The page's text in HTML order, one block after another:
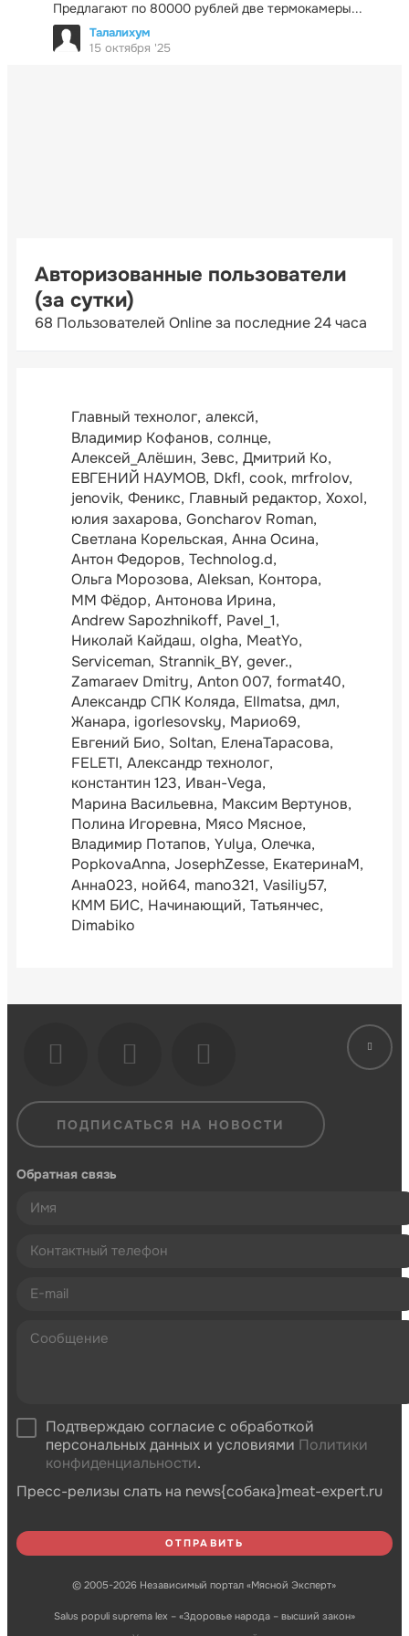
Предлагают по 80000 рублей две термокамеры...
Талалихум
15 октября '25
Авторизованные пользователи
(за сутки)
68 Пользователей Online за последние 24 часа
Главный технолог алексй
Владимир Кофанов солнце
Алексей_Алёшин Зевс Дмитрий Ко
ЕВГЕНИЙ НАУМОВ Dkfl cook mrfrolov
jenovik Феникс Главный редактор Xoxol
юлия захарова Goncharov Roman
Светлана Корельская Анна Осина
Антон Федоров Technolog.d
Ольга Морозова Aleksan Контора
ММ Фёдор Антонова Ирина
Andrew Sapozhnikoff Pavel_1
Николай Кайдаш olgha MeatYo
Serviceman Strannik_BY gever.
Zamaraev Dmitry Anton 007 format40
Александр СПК Коляда Ellmatsa дмл
Жанара igorlesovsky Марио69
Евгений Био Soltan ЕленаТарасова
FELETI Александр технолог
константин 123 Иван-Vega
Марина Васильевна Максим Вертунов
Полина Игоревна Мясо Мясное
Владимир Потапов Yulya Олечка
PopkovaAnna JosephZesse ЕкатеринаМ
Анна023 ной64 mano321 Vasiliy57
КММ БИС Начинающий Татьянчес
Dimabiko
ПОДПИСАТЬСЯ НА НОВОСТИ
Обратная связь
Подтверждаю согласие с обработкой
персональных данных и условиями Политики
конфиденциальности.
Пресс-релизы слать на news{собака}meat-expert.ru
© 2005-2026 Независимый портал «Мясной Эксперт»
Salus populi suprema lex – «Здоровье народа – высший закон»